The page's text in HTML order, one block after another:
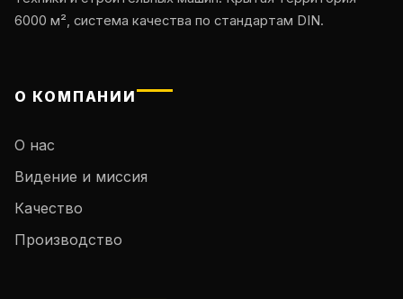
6000 м², система качества по стандартам DIN.
О КОМПАНИИ
О нас
Видение и миссия
Качество
Производство